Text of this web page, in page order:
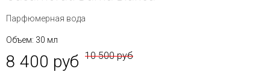
Парфюмерная вода
Объем: 30 мл
8 400 руб 10 500 руб